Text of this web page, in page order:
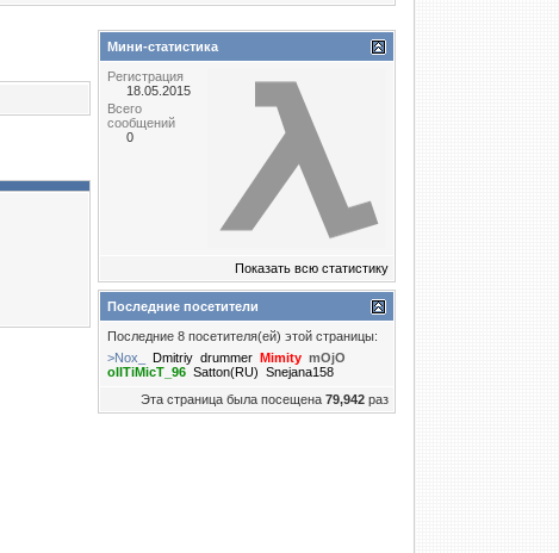
Мини-статистика
Регистрация
18.05.2015
Всего
сообщений
0
Показать всю статистику
Последние посетители
Последние 8 посетителя(ей) этой страницы:
>Nox_
Dmitriy drummer Mimity mOjO
oIITiMicT_96 Satton(RU) Snejana158
Эта страница была посещена 79,942 раз